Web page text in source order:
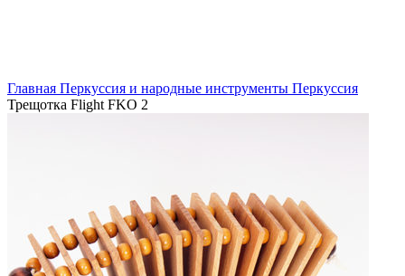
Главная Перкуссия и народные инструменты Перкуссия
Трещотка Flight FKO 2